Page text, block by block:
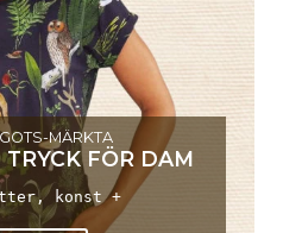
MÄRKTA
FÖR DAM
konst +